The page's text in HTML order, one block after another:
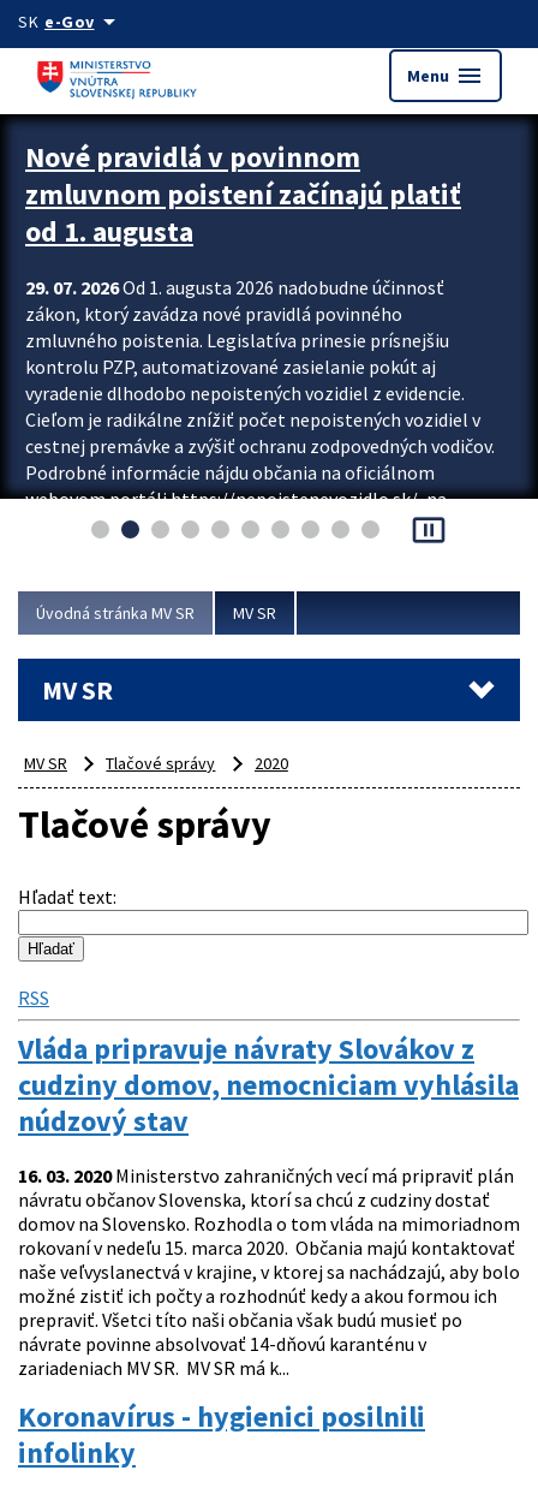
Preskocit na hlavný obsah
SK e-Govarrow_drop_down
Menu menu
Zastavit automatický posun upútavok
Nové pravidlá v povinnom
zmluvnom poistení začínajú platiť
od 1. augusta
29. 07. 2026Od 1. augusta 2026 nadobudne účinnosť
zákon, ktorý zavádza nové pravidlá povinného
zmluvného poistenia. Legislatíva prinesie prísnejšiu
kontrolu PZP, automatizované zasielanie pokút aj
vyradenie dlhodobo nepoistených vozidiel z evidencie.
Cieľom je radikálne znížiť počet nepoistených vozidiel v
cestnej premávke a zvýšiť ochranu zodpovedných vodičov.
Podrobné informácie nájdu občania na oficiálnom
webovom portáli https://nepoistenevozidlo.sk/, na
ktorom od augusta pribudne aj možnosť overiť si...
pause_presentation
Úvodná stránka MV SR MV SR
MV SR
MV SR Tlačové správy 2020
Tlačové správy
Hľadať text:
RSS
Vláda pripravuje návraty Slovákov z
cudziny domov, nemocniciam vyhlásila
núdzový stav
16. 03. 2020Ministerstvo zahraničných vecí má pripraviť plán
návratu občanov Slovenska, ktorí sa chcú z cudziny dostať
domov na Slovensko. Rozhodla o tom vláda na mimoriadnom
rokovaní v nedeľu 15. marca 2020. Občania majú kontaktovať
naše veľvyslanectvá v krajine, v ktorej sa nachádzajú, aby bolo
možné zistiť ich počty a rozhodnúť kedy a akou formou ich
prepraviť. Všetci títo naši občania však budú musieť po
návrate povinne absolvovať 14-dňovú karanténu v
zariadeniach MV SR. MV SR má k...
Koronavírus - hygienici posilnili
infolinky